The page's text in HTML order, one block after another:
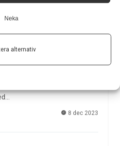
Neka
alternativ
and Research in Multiple
i Milano. Magnhild
8 dec 2023